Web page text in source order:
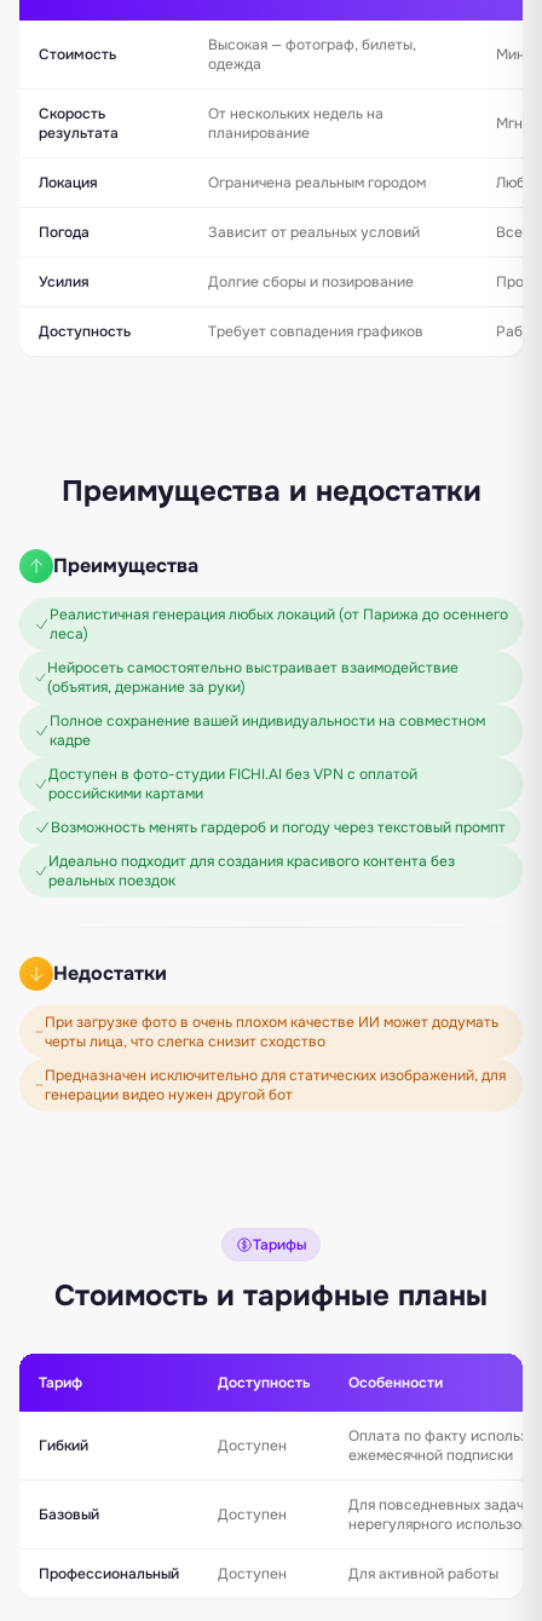
Стоимость
Высокая — фотограф, билеты,
одежда
Скорость
результата
От нескольких недель на
планирование
Локация Ограничена реальным городом Любая
Погода Зависит от реальных условий
Усилия Долгие сборы и позирование
Доступность Требует совпадения графиков
Преимущества и недостатки
Преимущества
Реалистичная генерация любых локаций (от Парижа до осеннего
леса)
Нейросеть самостоятельно выстраивает взаимодействие
(объятия, держание за руки)
Полное сохранение вашей индивидуальности на совместном
кадре
Доступен в фото-студии FICHI.AI без VPN с оплатой
российскими картами
Возможность менять гардероб и погоду через текстовый промпт
Идеально подходит для создания красивого контента без
реальных поездок
Недостатки
При загрузке фото в очень плохом качестве ИИ может додумать
черты лица, что слегка снизит сходство
Предназначен исключительно для статических изображений, для
генерации видео нужен другой бот
Тарифы
Стоимость и тарифные планы
Тариф Доступность Особенности
Гибкий Доступен
Оплата по факту
ежемесячной подписки
Базовый Доступен
Для повседневных задач и
нерегулярного
Профессиональный Доступен Для активной работы